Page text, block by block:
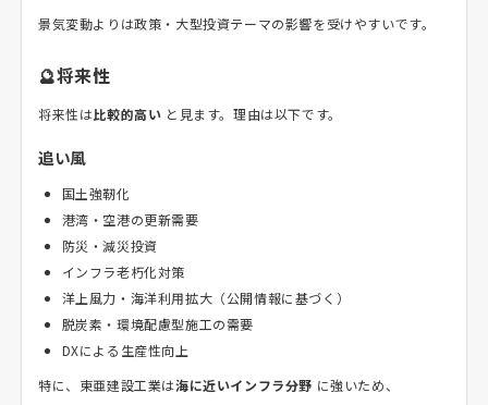
景気変動よりは政策・大型投資テーマの影響を受けやすいです。
🔮将来性
将来性は比較的高い と見ます。理由は以下です。
追い風
国土強靭化
港湾・空港の更新需要
防災・減災投資
インフラ老朽化対策
洋上風力・海洋利用拡大（公開情報に基づく）
脱炭素・環境配慮型施工の需要
DXによる生産性向上
特に、東亜建設工業は海に近いインフラ分野 に強いため、